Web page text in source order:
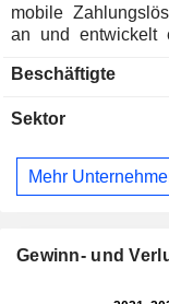
mobile
an und entwickelt
Blockchain-Technologie
Vereinigten Staaten
Beschäftigte
Sektor
Mehr
Gewinn- und